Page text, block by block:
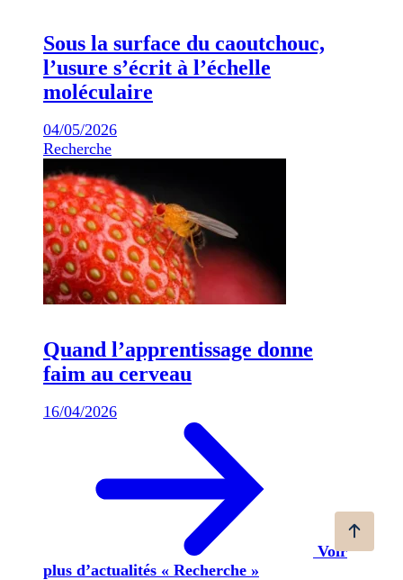
Sous la surface du caoutchouc,
l’usure s’écrit à l’échelle
moléculaire
04/05/2026
Recherche
Quand l’apprentissage donne
faim au cerveau
16/04/2026
Voir
plus d’actualités « Recherche »